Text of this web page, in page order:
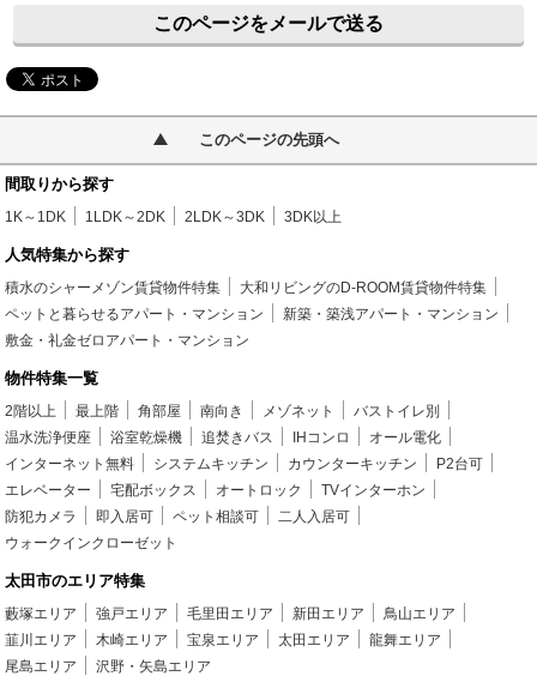
このページをメールで送る
このページの先頭へ
間取りから探す
1K～1DK 1LDK～2DK 2LDK～3DK 3DK以上
人気特集から探す
積水のシャーメゾン賃貸物件特集
大和リビングのD-ROOM賃貸物件特集
ペットと暮らせるアパート・マンション
新築・築浅アパート・マンション
敷金・礼金ゼロアパート・マンション
物件特集一覧
2階以上 最上階 角部屋 南向き メゾネット
バストイレ別
温水洗浄便座
浴室乾燥機 追焚きバス IHコンロ
オール電化
インターネット無料
システムキッチン カウンターキッチン
P2台可
エレベーター
宅配ボックス オートロック
TVインターホン
防犯カメラ
即入居可 ペット相談可
二人入居可
ウォークインクローゼット
太田市のエリア特集
藪塚エリア 強戸エリア 毛里田エリア 新田エリア
鳥山エリア
韮川エリア
木崎エリア 宝泉エリア 太田エリア
龍舞エリア
尾島エリア
沢野・矢島エリア